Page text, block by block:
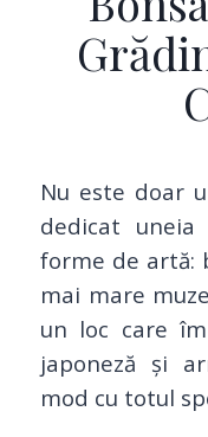
Nu este doar
dedicat
forme de artă:
mai mare
un loc care
japoneză și
mod cu totul